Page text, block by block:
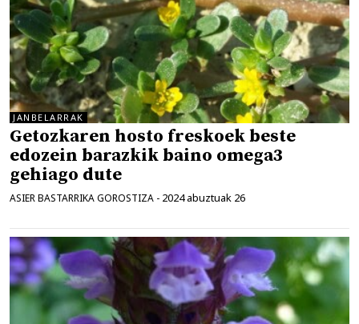
JANBELARRAK
Getozkaren hosto freskoek beste
edozein barazkik baino omega3
gehiago dute
ASIER BASTARRIKA GOROSTIZA - 2024 abuztuak 26